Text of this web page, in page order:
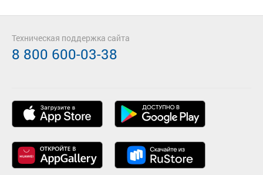
Техническая поддержка сайта
8 800 600-03-38